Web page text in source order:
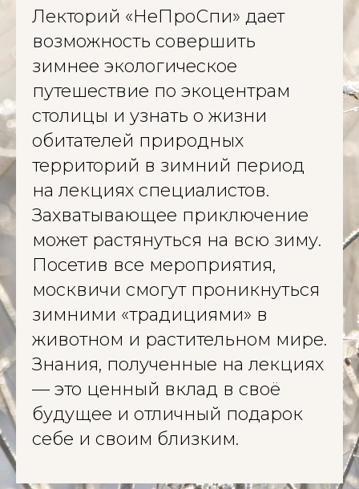
Лекторий «НеПроСпи» дает
возможность совершить
зимнее экологическое
путешествие по экоцентрам
столицы и узнать о жизни
обитателей природных
территорий в зимний период
на лекциях специалистов.
Захватывающее приключение
может растянуться на всю зиму.
Посетив все мероприятия,
москвичи смогут проникнуться
зимними «традициями» в
животном и растительном мире.
Знания, полученные на лекциях
— это ценный вклад в своё
будущее и отличный подарок
себе и своим близким.